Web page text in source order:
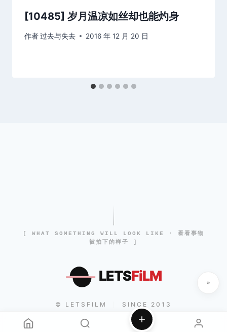
[10485] 岁月温凉如丝却也能灼身
作者过去与失去 2016 年 12 月 20 日
[ WHAT SOMETHING WILL LOOK LIKE · 看看事物
被拍下的样子 ]
LETSFiLM
© LETSFILM SINCE 2013